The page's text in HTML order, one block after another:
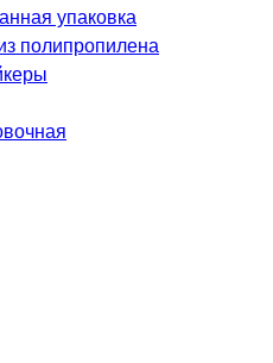
упаковка
полипропилена